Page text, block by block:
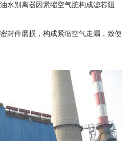
水别离器因紧缩空气脏构成滤芯阻
封件磨损，构成紧缩空气走漏，致使